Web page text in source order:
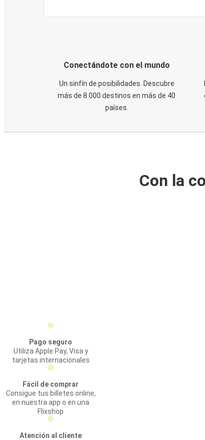
Conectándote con el mundo
Un sinfín de posibilidades. Descubre
más de 8.000 destinos en más de 40
países.
Con la
Pago seguro
Utiliza Apple Pay, Visa y
tarjetas internacionales
Fácil de comprar
Consigue tus billetes online,
en nuestra app o en una
Flixshop
Atención al cliente